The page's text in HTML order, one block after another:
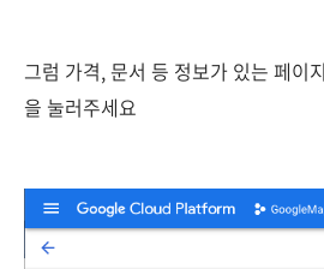
그럼 가격, 문서 등 정보가 있는 페이
을 눌러주세요